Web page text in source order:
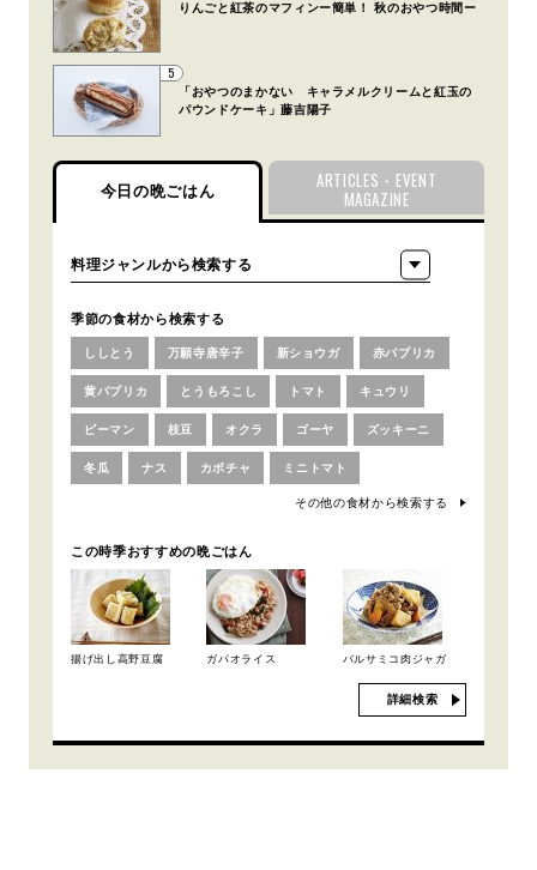
りんごと紅茶のマフィンー簡単！ 秋のおやつ時間ー
5
「おやつのまかない キャラメルクリームと紅玉の
パウンドケーキ」藤吉陽子
今日の晩ごはん
ARTICLES・EVENT
MAGAZINE
季節の食材から検索する
ししとう 万願寺唐辛子 新ショウガ 赤パプリカ
黄パプリカ とうもろこし トマト キュウリ
ピーマン 枝豆 オクラ ゴーヤ ズッキーニ
冬瓜 ナス カボチャ ミニトマト
その他の食材から検索する
この時季おすすめの晩ごはん
揚げ出し高野豆腐 ガパオライス バルサミコ肉ジャガ
詳細検索